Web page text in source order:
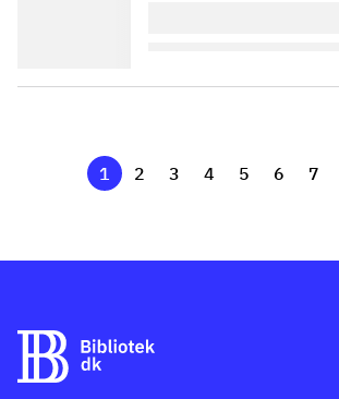
1 2 3 4 5 6 7